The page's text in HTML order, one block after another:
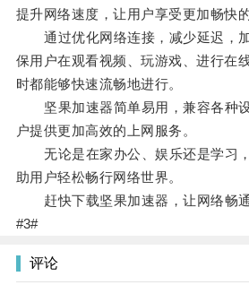
提升网络速度，让用户享受更加畅快
通过优化网络连接，减少延迟，
保用户在观看视频、玩游戏、进行在
时都能够快速流畅地进行。
坚果加速器简单易用，兼容各种
户提供更加高效的上网服务。
无论是在家办公、娱乐还是学习
助用户轻松畅行网络世界。
赶快下载坚果加速器，让网络畅通
#3#
评论